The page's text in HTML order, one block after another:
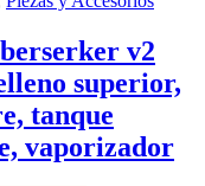
v2
superior,
tanque
vaporizador